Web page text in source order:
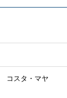
コスタ・マヤ